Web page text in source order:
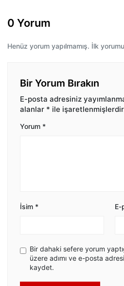
0 Yorum
Henüz yorum yapılmamış. İlk
Bir Yorum Bırakın
E-posta adresiniz
alanlar * ile
Yorum *
İsim * E-
Bir dahaki sefere yorum
üzere adımı ve e-posta
kaydet.